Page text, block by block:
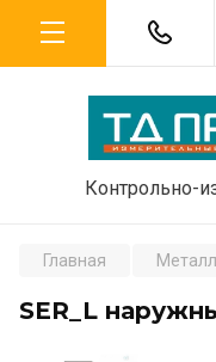
Контрольно-
Главная
SER_L